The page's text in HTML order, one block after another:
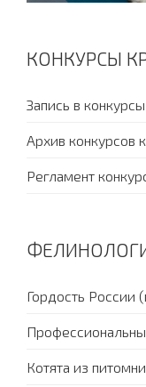
КОНКУРСЫ
Запись в
Архив конкурсов
Регламент
Гордость России
Котята из